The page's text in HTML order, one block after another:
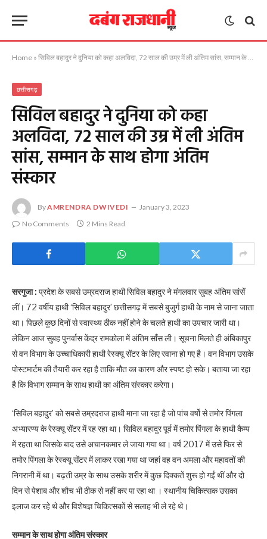
Home » सिविल बहादुर ने दुनिया को कहा अलविदा, 72 साल की उम्र में ली अंतिम सांस, सम्मान के साथ होगा अंतिम संस्कार
छत्तीसगढ़
सिविल बहादुर ने दुनिया को कहा
अलविदा, 72 साल की उम्र में ली अंतिम
सांस, सम्मान के साथ होगा अंतिम
संस्कार
ByAMRENDRA DWIVEDI
January 3, 2023
No Comments
2 Mins Read
सरगुजा : प्रदेश के सबसे उम्रदराज हाथी सिविल बहादुर ने मंगलवार सुबह अंतिम सांसें
लीं। 72 वर्षीय हाथी ‘सिविल बहादुर’ छत्तीसगढ़ में सबसे बुजुर्ग हाथी के नाम से जाना जाता
था। पिछले कुछ दिनों से स्वास्थ्य ठीक नहीं होने के चलते हाथी का उपचार जारी था।
लेकिन आज सुबह पुनर्वास केंद्र रामकोला में अंतिम साँस ली। सूचना मिलते ही अंबिकापुर
से वन विभाग के उच्चाधिकारी हाथी रेस्क्यू सेंटर के लिए रवाना हो गए है। वन विभाग उसके
पोस्टमार्टम की तैयारी कर रहा है ताकि मौत का कारण और स्पष्ट हो सके। बताया जा रहा
है कि विभाग सम्मान के साथ हाथी का अंतिम संस्कार करेगा।
‘सिविल बहादुर’ को सबसे उम्रदराज हाथी माना जा रहा है जो पांच वर्षो से तमोर पिंगला
अभ्यारण्य के रेस्क्यू सेंटर में रह रहा था। सिविल बहादुर पूर्व में तमोर पिंगला के हाथी कैम्प
में रहता था जिसके बाद उसे अचानकमार ले जाया गया था। वर्ष 2017 में उसे फिर से
तमोर पिंगला के रेस्क्यू सेंटर में लाकर रखा गया था जहां वह वन अमला और महावतों की
निगरानी में था। बढ़ती उम्र के साथ उसके शरीर में कुछ दिक्कतें शुरू हो गईं थीं और दो
दिन से पेशाब और शौच भी ठीक से नहीं कर पा रहा था । स्थानीय चिकित्सक उसका
इलाज कर रहे थे और विशेषज्ञ चिकित्सकों से सलाह भी ले रहे थे।
सम्मान के साथ होगा अंतिम संस्कार